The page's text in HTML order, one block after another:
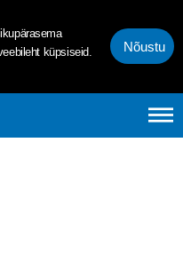
küpsiseid.
Nõustu